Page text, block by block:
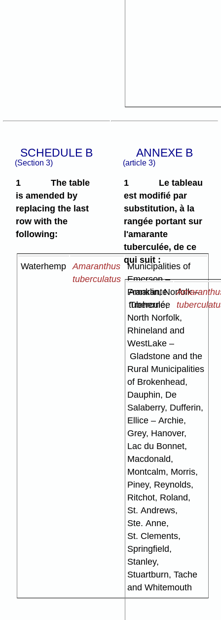
SCHEDULE B
(Section 3)
1
The table
is amended by
replacing the last
row with the
following:
Waterhemp
Amaranthus
tuberculatus
Municipalities of
Emerson –
Franklin, Norfolk –
Treherne,
North Norfolk,
Rhineland and
WestLake –
Gladstone and the
Rural Municipalities
of Brokenhead,
Dauphin, De
Salaberry, Dufferin,
Ellice – Archie,
Grey, Hanover,
Lac du Bonnet,
Macdonald,
Montcalm, Morris,
Piney, Reynolds,
Ritchot, Roland,
St. Andrews,
Ste. Anne,
St. Clements,
Springfield,
Stanley,
Stuartburn, Tache
and Whitemouth
ANNEXE B
(article 3)
1
Le tableau
est modifié par
substitution, à la
rangée portant sur
l'amarante
tuberculée, de ce
qui suit :
Amarante
tuberculée